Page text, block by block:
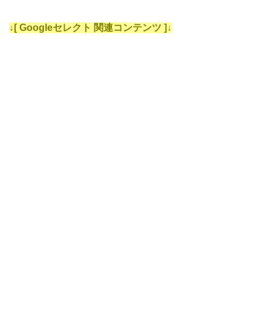
↓[ Googleセレクト 関連コンテンツ ]↓